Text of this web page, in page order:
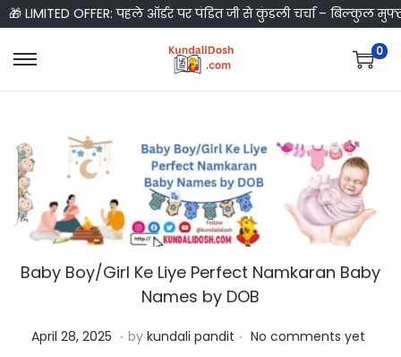
🎁 LIMITED OFFER: पहले ऑर्डर पर पंडित जी से कुंडली चर्चा – बिल्कुल
S
p
t
n
a
v
a
S
p
t
c
o
n
t
n
0
Baby Boy/Girl Ke Liye Perfect Namkaran Baby
Names by DOB
P
April 28, 2025 A. by kundali pandit . No comments yet